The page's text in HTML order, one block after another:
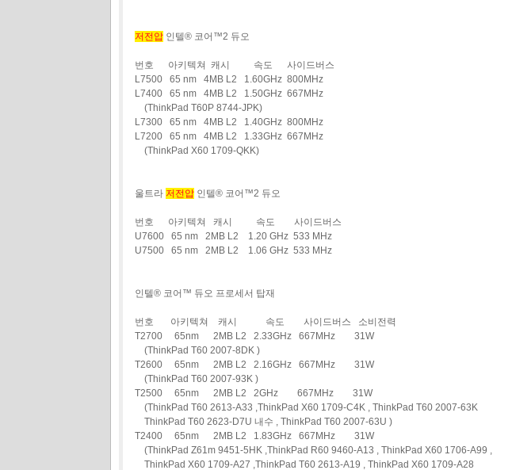
저전압인텔® 코어™2 듀오
번호 아키텍쳐 캐시 속도 사이드버스
L7500 65 nm 4MB L2 1.60GHz 800MHz
L7400 65 nm 4MB L2 1.50GHz 667MHz
(ThinkPad T60P 8744-JPK)
L7300 65 nm 4MB L2 1.40GHz 800MHz
L7200 65 nm 4MB L2 1.33GHz 667MHz
(ThinkPad X60 1709-QKK)
울트라 저전압인텔® 코어™2 듀오
번호 아키텍쳐 캐시 속도 사이드버스
U7600 65 nm 2MB L2 1.20 GHz 533 MHz
U7500 65 nm 2MB L2 1.06 GHz 533 MHz
인텔® 코어™ 듀오 프로세서 탑재
번호 아키텍쳐 캐시 속도 사이드버스 소비전력
T2700 65nm 2MB L2 2.33GHz 667MHz 31W
(ThinkPad T60 2007-8DK )
T2600 65nm 2MB L2 2.16GHz 667MHz 31W
(ThinkPad T60 2007-93K )
T2500 65nm 2MB L2 2GHz 667MHz 31W
(ThinkPad T60 2613-A33 ,ThinkPad X60 1709-C4K , ThinkPad T60 2007-63K
ThinkPad T60 2623-D7U 내수 , ThinkPad T60 2007-63U )
T2400 65nm 2MB L2 1.83GHz 667MHz 31W
(ThinkPad Z61m 9451-5HK ,ThinkPad R60 9460-A13 , ThinkPad X60 1706-A99 ,
ThinkPad X60 1709-A27 ,ThinkPad T60 2613-A19 , ThinkPad X60 1709-A28